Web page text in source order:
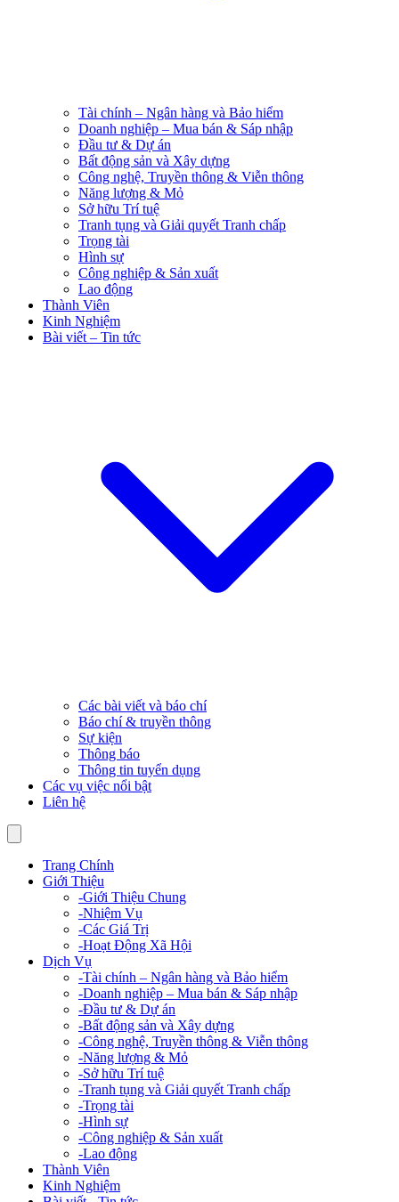
Tài chính – Ngân hàng và Bảo hiểm
Doanh nghiệp – Mua bán & Sáp nhập
Đầu tư & Dự án
Bất động sản và Xây dựng
Công nghệ, Truyền thông & Viễn thông
Năng lượng & Mỏ
Sở hữu Trí tuệ
Tranh tụng và Giải quyết Tranh chấp
Trọng tài
Hình sự
Công nghiệp & Sản xuất
Lao động
Thành Viên
Kinh Nghiệm
Bài viết – Tin tức
Các bài viết và báo chí
Báo chí & truyền thông
Sự kiện
Thông báo
Thông tin tuyển dụng
Các vụ việc nổi bật
Liên hệ
Trang Chính
Giới Thiệu
-Giới Thiệu Chung
-Nhiệm Vụ
-Các Giá Trị
-Hoạt Động Xã Hội
Dịch Vụ
-Tài chính – Ngân hàng và Bảo hiểm
-Doanh nghiệp – Mua bán & Sáp nhập
-Đầu tư & Dự án
-Bất động sản và Xây dựng
-Công nghệ, Truyền thông & Viễn thông
-Năng lượng & Mỏ
-Sở hữu Trí tuệ
-Tranh tụng và Giải quyết Tranh chấp
-Trọng tài
-Hình sự
-Công nghiệp & Sản xuất
-Lao động
Thành Viên
Kinh Nghiệm